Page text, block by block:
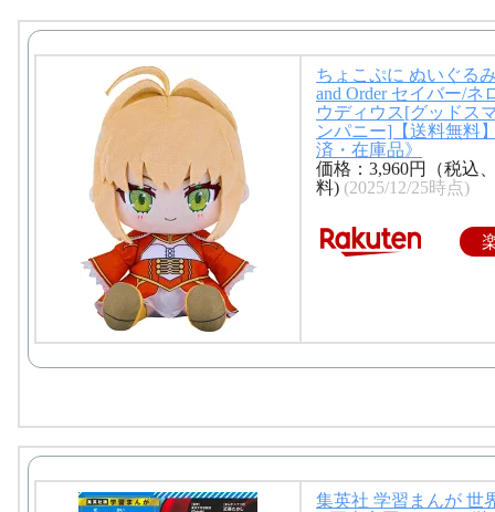
圏なき鬼滅改革
ちょこぷに ぬいぐる
and Order セイバー/ネ
ウディウス[グッドス
ンパニー]【送料無料
済・在庫品》
価格：3,960円（税込
料) (2025/12/25時点)
集英社 学習まんが 世